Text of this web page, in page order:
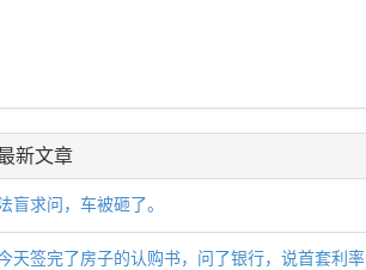
新文章
盲求问，车被砸了。
天签完了房子的认购书，问了银行，说首套利率